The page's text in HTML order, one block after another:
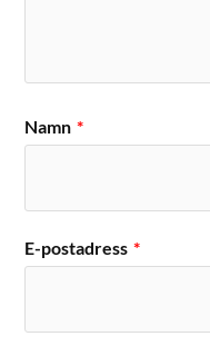
Namn *
E-postadress *